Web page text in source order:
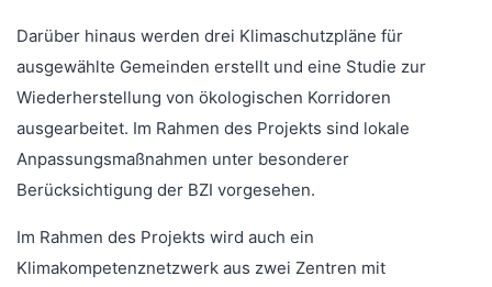
Darüber hinaus werden drei Klimaschutzpläne für
ausgewählte Gemeinden erstellt und eine Studie zur
Wiederherstellung von ökologischen Korridoren
ausgearbeitet. Im Rahmen des Projekts sind lokale
Anpassungsmaßnahmen unter besonderer
Berücksichtigung der BZI vorgesehen.
Im Rahmen des Projekts wird auch ein
Klimakompetenznetzwerk aus zwei Zentren mit